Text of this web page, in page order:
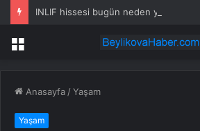
INLIF hissesi bugün neden yükselişte?
Menü
Anasayfa /Yaşam
Yaşam